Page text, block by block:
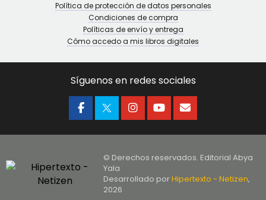
Política de protección de datos personales
Condiciones de compra
Políticas de envío y entrega
Cómo accedo a mis libros digitales
Síguenos en redes sociales
© Derechos reservados. Editorial Abya
Yala
Desarrollado porHipertexto - Netizen,
2026